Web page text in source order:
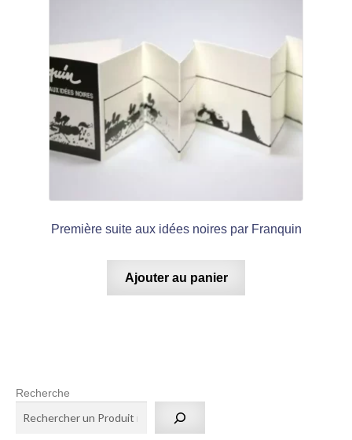
Première suite aux idées noires par Franquin
Ajouter au panier
Recherche